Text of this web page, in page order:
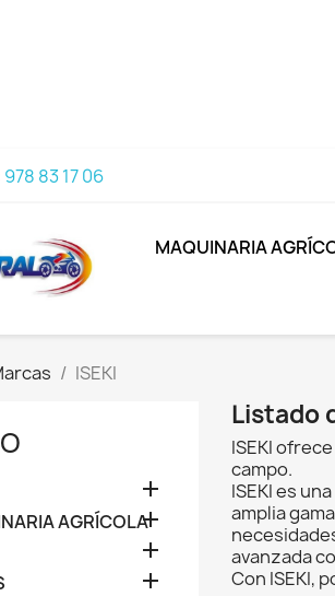
978 83 17 06
MAQUINARIA
ISEKI

AGRÍCOLA


Listado
ISEKI
campo.
ISEKI es
amplia
avanzada
Con ISEKI,